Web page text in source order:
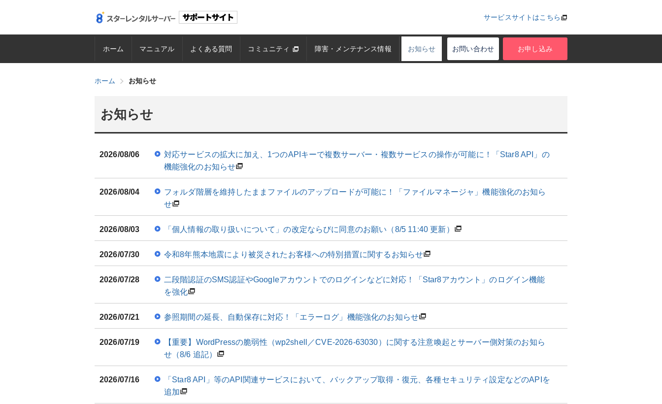
サービスサイトはこちら
ホーム マニュアル よくある質問 コミュニティ 障害・メンテナンス情報 お知らせ お問い合わせ お申し込み
ホーム お知らせ
お知らせ
2026/08/06
対応サービスの拡大に加え、1つのAPIキーで複数サーバー・複数サービスの操作が可能に！「Star8 API」の
機能強化のお知らせ
2026/08/04
フォルダ階層を維持したままファイルのアップロードが可能に！「ファイルマネージャ」機能強化のお知ら
せ
2026/08/03 「個人情報の取り扱いについて」の改定ならびに同意のお願い（8/5 11:40 更新）
2026/07/30 令和8年熊本地震により被災されたお客様への特別措置に関するお知らせ
2026/07/28
二段階認証のSMS認証やGoogleアカウントでのログインなどに対応！「Star8アカウント」のログイン機能
を強化
2026/07/21 参照期間の延長、自動保存に対応！「エラーログ」機能強化のお知らせ
2026/07/19
【重要】WordPressの脆弱性（wp2shell／CVE-2026-63030）に関する注意喚起とサーバー側対策のお知ら
せ（8/6 追記）
2026/07/16
「Star8 API」等のAPI関連サービスにおいて、バックアップ取得・復元、各種セキュリティ設定などのAPIを
追加